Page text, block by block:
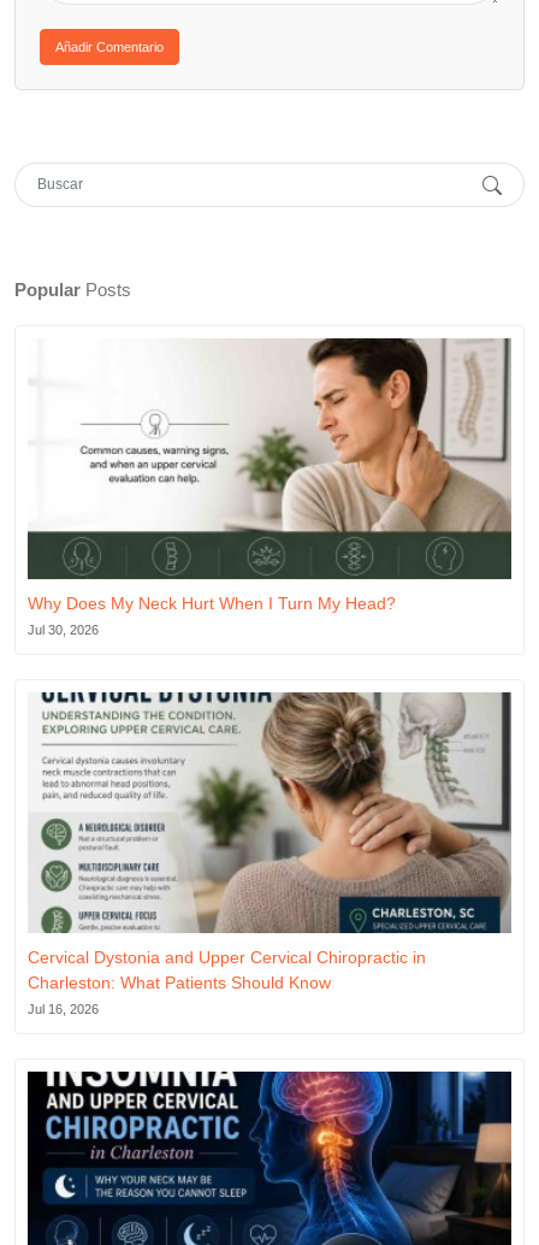
Popular Posts
Why Does My Neck Hurt When I Turn My Head?
Jul 30, 2026
Cervical Dystonia and Upper Cervical Chiropractic in
Charleston: What Patients Should Know
Jul 16, 2026